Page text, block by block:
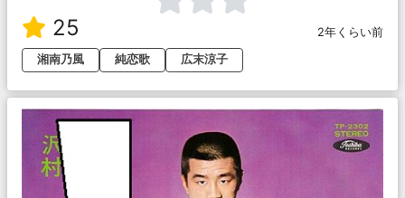
25
2年くらい前
湘南乃風
純恋歌 広末涼子